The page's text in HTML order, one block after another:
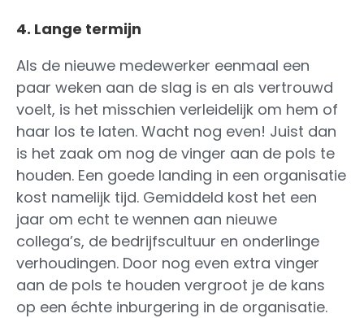
4. Lange termijn
Als de nieuwe medewerker eenmaal een
paar weken aan de slag is en als vertrouwd
voelt, is het misschien verleidelijk om hem of
haar los te laten. Wacht nog even! Juist dan
is het zaak om nog de vinger aan de pols te
houden. Een goede landing in een organisatie
kost namelijk tijd. Gemiddeld kost het een
jaar om echt te wennen aan nieuwe
collega’s, de bedrijfscultuur en onderlinge
verhoudingen. Door nog even extra vinger
aan de pols te houden vergroot je de kans
op een échte inburgering in de organisatie.